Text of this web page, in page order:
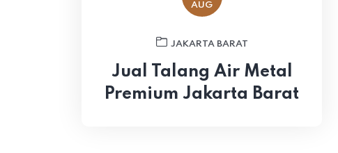
AUG
JAKARTA BARAT
Jual Talang Air Metal
Premium Jakarta Barat